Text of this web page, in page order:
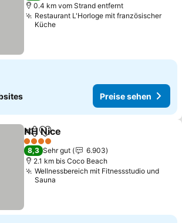
0.4 km vom Strand entfernt
Restaurant L'Horloge mit französischer
Küche
Preise sehen
TeilenZu Favoriten hinzufügen
NH Nice
4 Sterne
8,3 Sehr gut
6.903
2.1 km bis Coco Beach
Wellnessbereich mit Fitnessstudio und
Sauna